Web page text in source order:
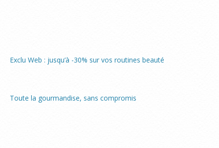
Exclu Web : jusqu’à -30% sur vos routines beauté
Toute la gourmandise, sans compromis